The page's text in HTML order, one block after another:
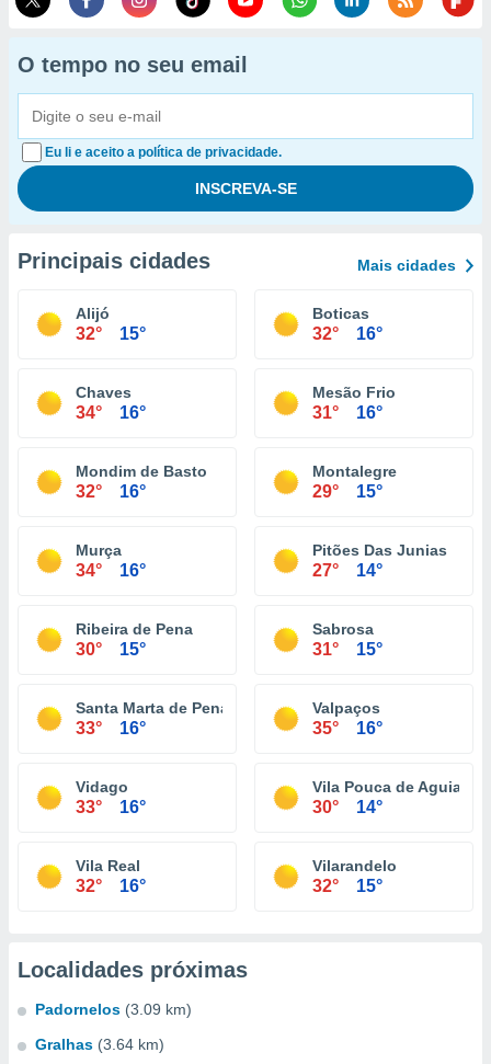
O tempo no seu email
Eu li e aceito a política de privacidade.
Principais cidades Mais cidades
Alijó
32° 15°
Boticas
32° 16°
Chaves
34° 16°
Mesão Frio
31° 16°
Mondim de Basto
32° 16°
Montalegre
29° 15°
Murça
34° 16°
Pitões Das Junias
27° 14°
Ribeira de Pena
30° 15°
Sabrosa
31° 15°
Santa Marta de Penaguião
33° 16°
Valpaços
35° 16°
Vidago
33° 16°
Vila Pouca de Aguiar
30° 14°
Vila Real
32° 16°
Vilarandelo
32° 15°
Localidades próximas
Padornelos (3.09 km)
Gralhas (3.64 km)